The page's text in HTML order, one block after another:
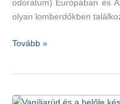
odoratum) Európában és
olyan lomberdőkben
Az
és
Tovább »